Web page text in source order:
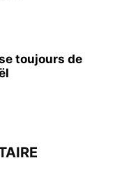
toujours de